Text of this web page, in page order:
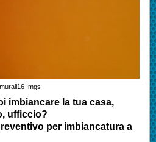
16 Imgs
imbiancare la tua casa,
ufficcio?
per imbiancatura a